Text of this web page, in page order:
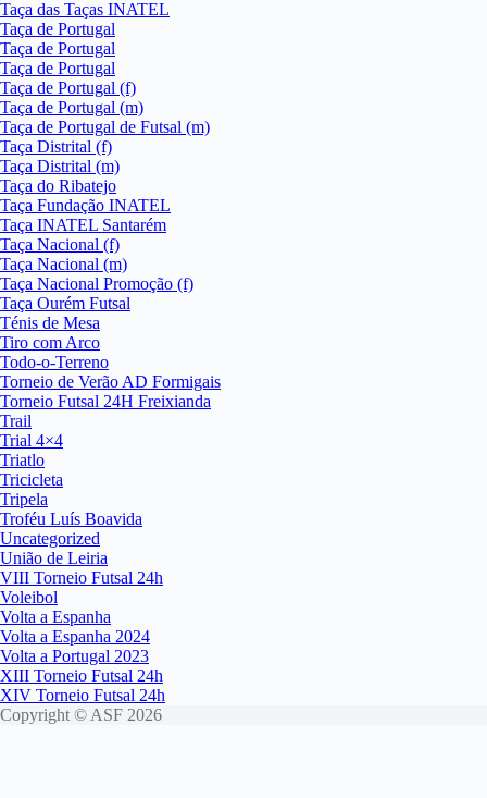
Taça das Taças INATEL
Taça de Portugal
Taça de Portugal
Taça de Portugal
Taça de Portugal (f)
Taça de Portugal (m)
Taça de Portugal de Futsal (m)
Taça Distrital (f)
Taça Distrital (m)
Taça do Ribatejo
Taça Fundação INATEL
Taça INATEL Santarém
Taça Nacional (f)
Taça Nacional (m)
Taça Nacional Promoção (f)
Taça Ourém Futsal
Ténis de Mesa
Tiro com Arco
Todo-o-Terreno
Torneio de Verão AD Formigais
Torneio Futsal 24H Freixianda
Trail
Trial 4×4
Triatlo
Tricicleta
Tripela
Troféu Luís Boavida
Uncategorized
União de Leiria
VIII Torneio Futsal 24h
Voleibol
Volta a Espanha
Volta a Espanha 2024
Volta a Portugal 2023
XIII Torneio Futsal 24h
XIV Torneio Futsal 24h
Copyright © ASF 2026